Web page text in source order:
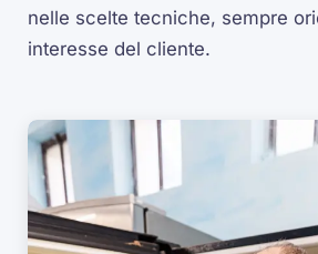
nelle scelte tecniche, sempre
interesse del cliente.